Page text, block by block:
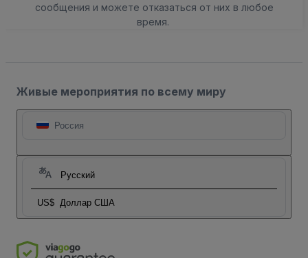
сообщения и можете отказаться от них в любое
время.
Живые мероприятия по всему миру
Россия
Русский
US$ Доллар США